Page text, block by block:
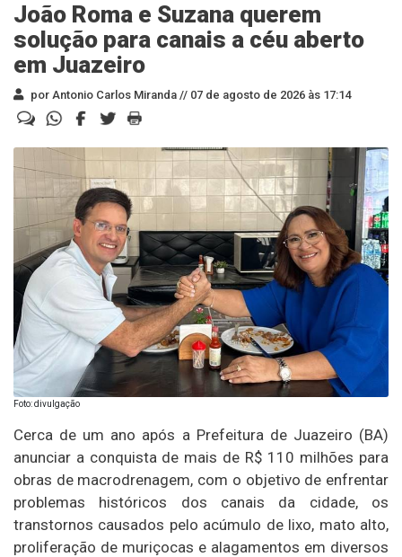
João Roma e Suzana querem
solução para canais a céu aberto
em Juazeiro
por Antonio Carlos Miranda // 07 de agosto de 2026 às 17:14
Foto: divulgação
Cerca de um ano após a Prefeitura de Juazeiro (BA)
anunciar a conquista de mais de R$ 110 milhões para
obras de macrodrenagem, com o objetivo de enfrentar
problemas históricos dos canais da cidade, os
transtornos causados pelo acúmulo de lixo, mato alto,
proliferação de muriçocas e alagamentos em diversos